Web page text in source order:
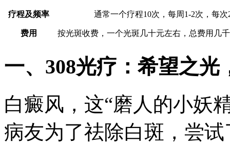
疗程及频率 通常一个疗程10次，每周1-2次，每
费用 按光斑收费，一个光斑几十元左右，总费用几
一、308光疗：希望之光
白癜风，这“磨人的小妖
病友为了祛除白斑，尝